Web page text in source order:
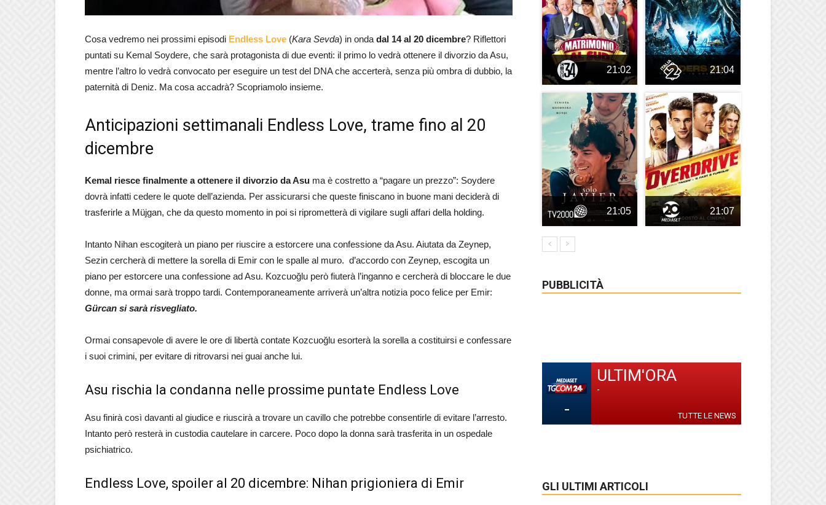
Cosa vedremo nei prossimi episodi Endless Love (Kara Sevda) in onda dal 14 al 20 dicembre? Riflettori
puntati su Kemal Soydere, che sarà protagonista di due eventi: il primo lo vedrà ottenere il divorzio da Asu,
mentre l’altro lo vedrà convocato per eseguire un test del DNA che accerterà, senza più ombra di dubbio, la
paternità di Deniz. Ma cosa accadrà? Scopriamolo insieme.
Anticipazioni settimanali Endless Love, trame fino al 20
dicembre
Kemal riesce finalmente a ottenere il divorzio da Asu ma è costretto a “pagare un prezzo”: Soydere
dovrà infatti cedere le quote dell’azienda. Per assicurarsi che queste finiscano in buone mani deciderà di
trasferirle a Müjgan, che da questo momento in poi si riprometterà di vigilare sugli affari della holding.
Intanto Nihan escogiterà un piano per riuscire a estorcere una confessione da Asu. Aiutata da Zeynep,
Sezin cercherà di mettere la sorella di Emir con le spalle al muro. d’accordo con Zeynep, escogita un
piano per estorcere una confessione ad Asu. Kozcuoğlu però fiuterà l’inganno e cercherà di bloccare le due
donne, ma ormai sarà troppo tardi. Contemporaneamente arriverà un’altra notizia poco felice per Emir:
Gürcan si sarà risvegliato.
Ormai consapevole di avere le ore di libertà contate Kozcuoğlu esorterà la sorella a costituirsi e confessare
i suoi crimini, per evitare di ritrovarsi nei guai anche lui.
Asu rischia la condanna nelle prossime puntate Endless Love
Asu finirà così davanti al giudice e riuscirà a trovare un cavillo che potrebbe consentirle di evitare l’arresto.
Intanto però resterà in custodia cautelare in carcere. Poco dopo la donna sarà trasferita in un ospedale
psichiatrico.
Endless Love, spoiler al 20 dicembre: Nihan prigioniera di Emir
21:02 21:04
21:05 21:07
PUBBLICITÀ
-
ULTIM'ORA
-
TUTTE LE NEWS
GLI ULTIMI ARTICOLI